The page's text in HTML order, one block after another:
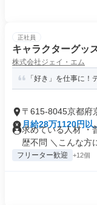
正社員
キャラクターグッ
株式会社ジェイ・エム
「好き」を仕事に
〒615-8045京都府
口町
月給28万1120円以
求めている人材 ・
歴不問 ＼こんな方
フリーター歓迎 +12個